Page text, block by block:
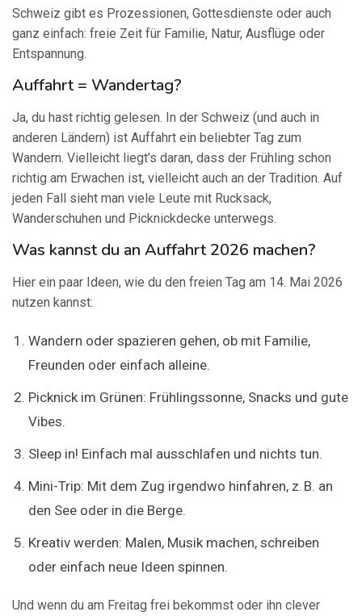
Schweiz gibt es Prozessionen, Gottesdienste oder auch
ganz einfach: freie Zeit für Familie, Natur, Ausflüge oder
Entspannung.
Auffahrt = Wandertag?
Ja, du hast richtig gelesen. In der Schweiz (und auch in
anderen Ländern) ist Auffahrt ein beliebter Tag zum
Wandern. Vielleicht liegt’s daran, dass der Frühling schon
richtig am Erwachen ist, vielleicht auch an der Tradition. Auf
jeden Fall sieht man viele Leute mit Rucksack,
Wanderschuhen und Picknickdecke unterwegs.
Was kannst du an Auffahrt 2026 machen?
Hier ein paar Ideen, wie du den freien Tag am 14. Mai 2026
nutzen kannst:
Wandern oder spazieren gehen, ob mit Familie,
Freunden oder einfach alleine.
Picknick im Grünen: Frühlingssonne, Snacks und gute
Vibes.
Sleep in! Einfach mal ausschlafen und nichts tun.
Mini-Trip: Mit dem Zug irgendwo hinfahren, z. B. an
den See oder in die Berge.
Kreativ werden: Malen, Musik machen, schreiben
oder einfach neue Ideen spinnen.
Und wenn du am Freitag frei bekommst oder ihn clever